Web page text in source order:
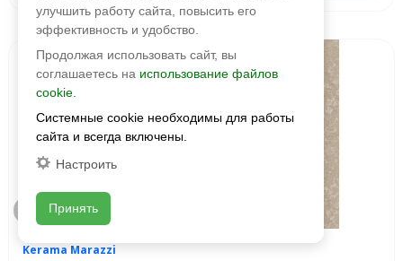
Новинка
Быстрый просмотр
Kerama Marazzi
улучшить работу сайта, повысить его
эффективность и удобство.
Продолжая использовать сайт, вы
соглашаетесь на использование файлов
cookie.
Системные cookie необходимы для работы
сайта и всегда включены.
Настроить
Принять